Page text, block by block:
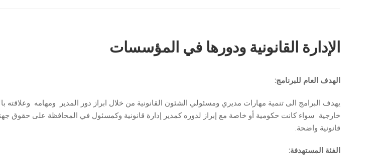
الإدارة القانونية ودورها في المؤسسات
الهدف العام للبرنامج:
يهدف البرامج الى تنمية مهارات مديري ومسئولي الشئون القانونية من خلال ابراز دور المدير ومهامه وعلاقته
خارجية سواء كانت حكومية أو خاصة مع إبراز لدوره كمدير إدارة قانونية وكمسئول في المحافظة على حقوق جهته
قانونية واضحة.
الفئة المستهدفة: